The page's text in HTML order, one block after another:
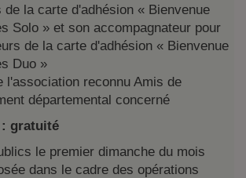
de la carte d'adhésion « Bienvenue
Solo » et son accompagnateur pour
de la carte d'adhésion « Bienvenue
Duo »
l'association reconnu Amis de
départemental concerné
gratuité
le premier dimanche du mois
dans le cadre des opérations